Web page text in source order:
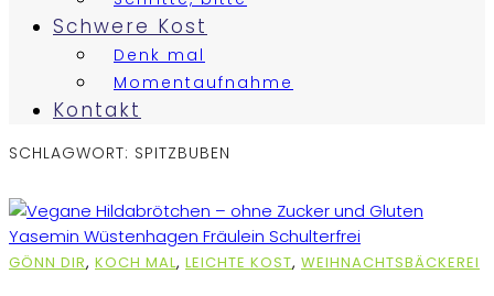
Schwere Kost
Denk mal
Momentaufnahme
Kontakt
SCHLAGWORT: SPITZBUBEN
GÖNN DIR, KOCH MAL, LEICHTE KOST, WEIHNACHTSBÄCKEREI